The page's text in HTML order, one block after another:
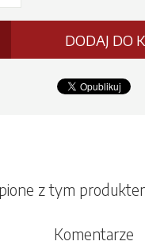
DODAJ DO
z tym
Komentarze